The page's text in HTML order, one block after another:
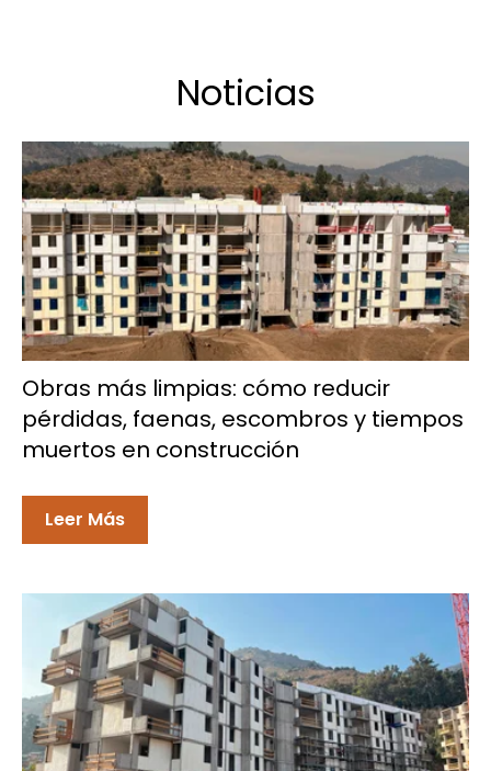
Noticias
Obras más limpias: cómo reducir
pérdidas, faenas, escombros y tiempos
muertos en construcción
Leer Más